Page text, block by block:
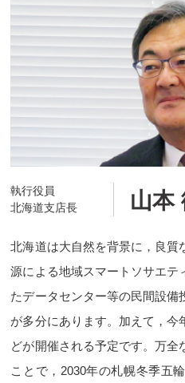
執行役員
北海道支店長
山本
北海道は大自然を背景に，良質
源による地域スマートソサエテ
たデータセンター等の民間設備
が多分にあります。加えて，今
どが開催される予定です。万全
ことで，2030年の札幌冬季五